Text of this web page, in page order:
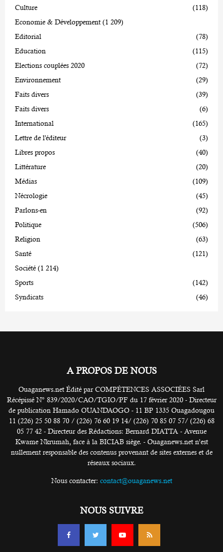
Culture
(118)
Economie & Développement (1 209)
Editorial
(78)
Education
(115)
Elections couplées 2020
(72)
Environnement
(29)
Faits divers
(39)
Faits divers
(6)
International
(165)
Lettre de l'éditeur
(3)
Libres propos
(40)
Littérature
(20)
Médias
(109)
Nécrologie
(45)
Parlons-en
(92)
Politique
(506)
Religion
(63)
Santé
(121)
Société (1 214)
Sports
(142)
Syndicats
(46)
A PROPOS DE NOUS
Ouaganews.net Édité par COMPÉTENCES ASSOCIÉES Sarl
Récépissé N° 839/2020/CAO/TGIO/PF du 17 février 2020 - Directeur
de publication Hamado OUANDAOGO - 11 BP 1335 Ouagadougou
11 (226) 25 50 88 70 / (226) 76 60 19 14/ (226) 70 85 07 57/ (226) 68
05 77 42 - Directeur des Rédactions: Bernard DIATTA - Avenue
Kwame Nkrumah, face à la BICIAB siège. - Ouaganews.net n’est
nullement responsable des contenus provenant de sites externes et de
réseaux sociaux.
Nous contacter: contact@ouaganews.net
NOUS SUIVRE